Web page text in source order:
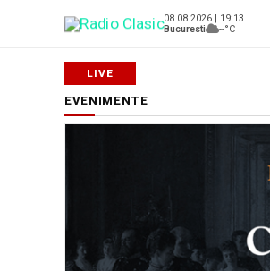
08.08.2026 | 19:13
Bucuresti
--°C
EVENIMENTE